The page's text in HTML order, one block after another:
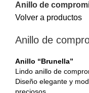
Anillo de
Volver a productos
Anillo de
Anillo “Brunella”
Lindo anillo de
Diseño elegante y